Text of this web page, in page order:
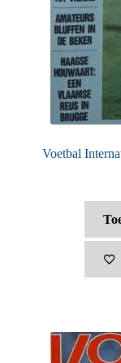
Voetbal